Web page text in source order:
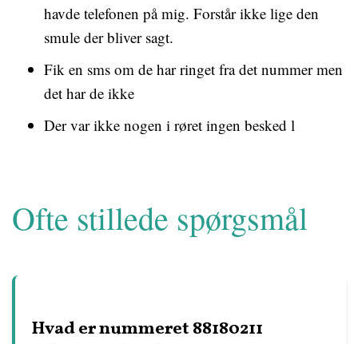
havde telefonen på mig. Forstår ikke lige den
smule der bliver sagt.
Fik en sms om de har ringet fra det nummer men
det har de ikke
Der var ikke nogen i røret ingen besked l
Ofte stillede spørgsmål
Hvad er nummeret 88180211